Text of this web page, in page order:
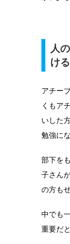
人
け
アチー
くもア
いした
勉強に
部下を
子さん
の方も
中でも
重要だ